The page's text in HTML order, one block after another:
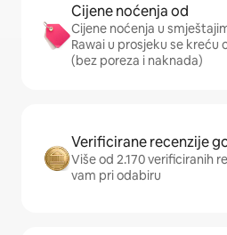
Cijene noćenja od
Cijene noćenja u
Rawai u prosjeku se kreću
(bez poreza i naknada)
Verificirane recenzije
Više od 2.170 verificiranih
vam pri odabiru